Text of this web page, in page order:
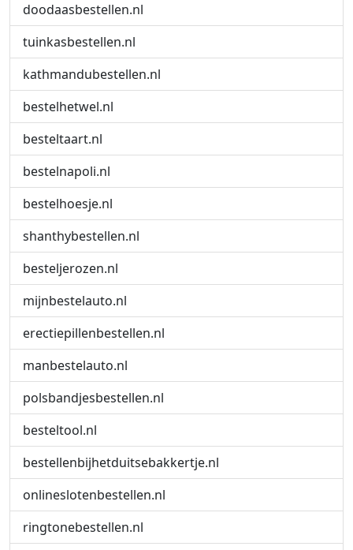
doodaasbestellen.nl
tuinkasbestellen.nl
kathmandubestellen.nl
bestelhetwel.nl
besteltaart.nl
bestelnapoli.nl
bestelhoesje.nl
shanthybestellen.nl
besteljerozen.nl
mijnbestelauto.nl
erectiepillenbestellen.nl
manbestelauto.nl
polsbandjesbestellen.nl
besteltool.nl
bestellenbijhetduitsebakkertje.nl
onlineslotenbestellen.nl
ringtonebestellen.nl